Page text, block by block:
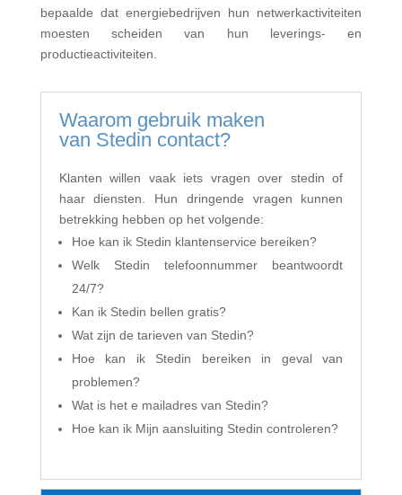
bepaalde dat energiebedrijven hun netwerkactiviteiten
moesten scheiden van hun leverings- en
productieactiviteiten.
Waarom gebruik maken
van Stedin contact?
Klanten willen vaak iets vragen over stedin of
haar diensten. Hun dringende vragen kunnen
betrekking hebben op het volgende:
Hoe kan ik Stedin klantenservice bereiken?
Welk Stedin telefoonnummer beantwoordt
24/7?
Kan ik Stedin bellen gratis?
Wat zijn de tarieven van Stedin?
Hoe kan ik Stedin bereiken in geval van
problemen?
Wat is het e mailadres van Stedin?
Hoe kan ik Mijn aansluiting Stedin controleren?